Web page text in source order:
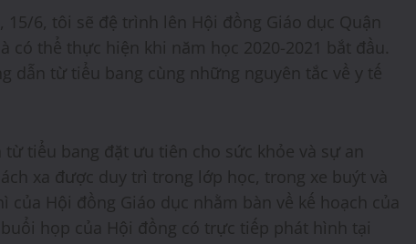
6, tôi sẽ đệ trình lên Hội đồng Giáo dục Quận
có thể thực hiện khi năm học 2020-2021 bắt đầu.
dẫn từ tiểu bang cùng những nguyên tắc về y tế
tiểu bang đặt ưu tiên cho sức khỏe và sự an
xa được duy trì trong lớp học, trong xe buýt và
Hội đồng Giáo dục nhằm bàn về kế hoạch của
họp của Hội đồng có trực tiếp phát hình tại